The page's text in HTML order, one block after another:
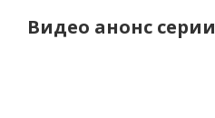
Видео анонс серии